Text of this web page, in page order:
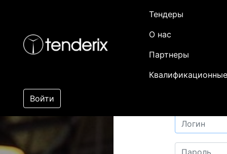
Тендеры
О нас
Партнеры
Войти